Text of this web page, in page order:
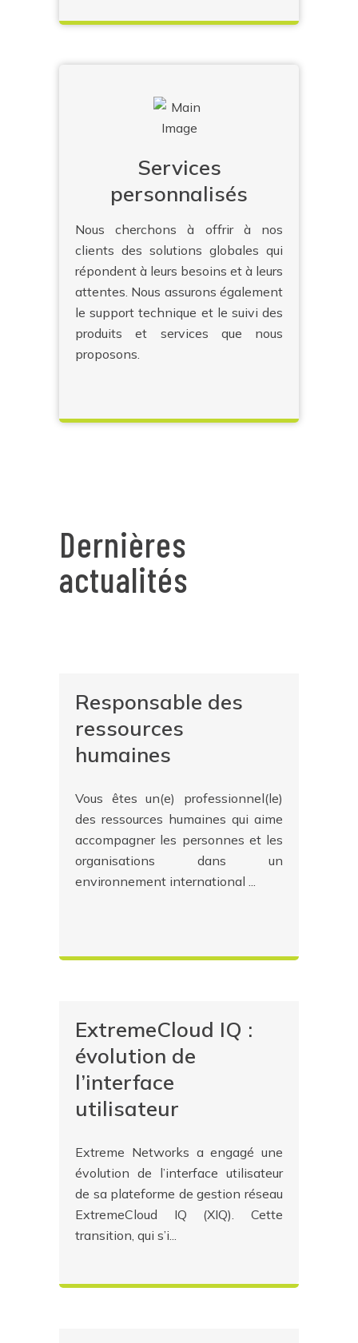
Services
personnalisés
Nous cherchons à offrir à nos
clients des solutions globales qui
répondent à leurs besoins et à leurs
attentes. Nous assurons également
le support technique et le suivi des
produits et services que nous
proposons.
Dernières
actualités
Responsable des
ressources
humaines
Vous êtes un(e) professionnel(le)
des ressources humaines qui aime
accompagner les personnes et les
organisations dans un
environnement international ...
ExtremeCloud IQ :
évolution de
l’interface
utilisateur
Extreme Networks a engagé une
évolution de l’interface utilisateur
de sa plateforme de gestion réseau
ExtremeCloud IQ (XIQ). Cette
transition, qui s’i...